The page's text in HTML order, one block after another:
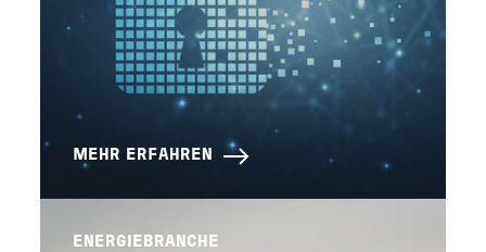
MEHR ERFAHREN
ENERGIEBRANCHE